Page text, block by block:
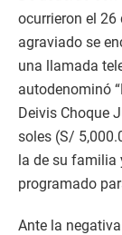
ocurrieron el 26
agraviado se
una llamada
autodenominó
Deivis Choque
soles (S/
la de su familia
programado
Ante la